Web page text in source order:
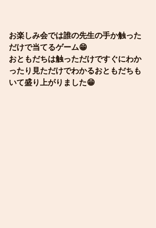
お楽しみ会では誰の先生の手か触った
だけで当てるゲーム😁
おともだちは触っただけですぐにわか
ったり見ただけでわかるおともだちも
いて盛り上がりました😁